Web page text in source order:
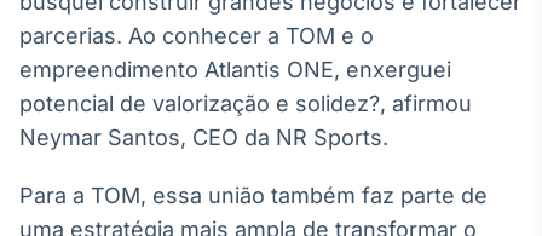
notícias e
conteúdos
Broadcast
Fundos
A melhor
analisar fundos
de investimento
no Brasil
parcerias. Ao conhecer a TOM e o
empreendimento Atlantis ONE, enxerguei
potencial de valorização e solidez?, afirmou
Neymar Santos, CEO da NR Sports.
Para a TOM, essa união também faz parte de
uma estratégia mais ampla de transformar o